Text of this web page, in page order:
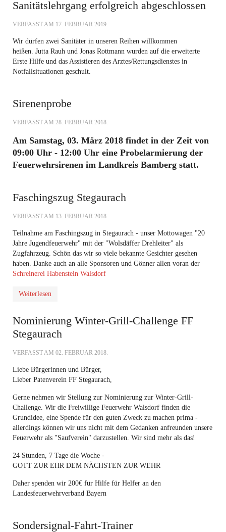
Sanitätslehrgang erfolgreich abgeschlossen
VERFASST AM 17. FEBRUAR 2019.
Wir dürfen zwei Sanitäter in unseren Reihen willkommen
heißen. Jutta Rauh und Jonas Rottmann wurden auf die erweiterte
Erste Hilfe und das Assistieren des Arztes/Rettungsdienstes in
Notfallsituationen geschult.
Sirenenprobe
VERFASST AM 28. FEBRUAR 2018.
Am Samstag, 03. März 2018 findet in der Zeit von
09:00 Uhr - 12:00 Uhr eine Probelarmierung der
Feuerwehrsirenen im Landkreis Bamberg statt.
Faschingszug Stegaurach
VERFASST AM 13. FEBRUAR 2018.
Teilnahme am Faschingszug in Stegaurach - unser Mottowagen "20
Jahre Jugendfeuerwehr" mit der "Wolsdäffer Drehleiter" als
Zugfahrzeug. Schön das wir so viele bekannte Gesichter gesehen
haben. Danke auch an alle Sponsoren und Gönner allen voran der
Schreinerei Habenstein Walsdorf
Weiterlesen
Nominierung Winter-Grill-Challenge FF
Stegaurach
VERFASST AM 02. FEBRUAR 2018.
Liebe Bürgerinnen und Bürger,
Lieber Patenverein FF Stegaurach,
Gerne nehmen wir Stellung zur Nominierung zur Winter-Grill-
Challenge. Wir die Freiwillige Feuerwehr Walsdorf finden die
Grundidee, eine Spende für den guten Zweck zu machen prima -
allerdings können wir uns nicht mit dem Gedanken anfreunden unsere
Feuerwehr als "Saufverein" darzustellen. Wir sind mehr als das!
24 Stunden, 7 Tage die Woche -
GOTT ZUR EHR DEM NÄCHSTEN ZUR WEHR
Daher spenden wir 200€ für Hilfe für Helfer an den
Landesfeuerwehrverband Bayern
Sondersignal-Fahrt-Trainer